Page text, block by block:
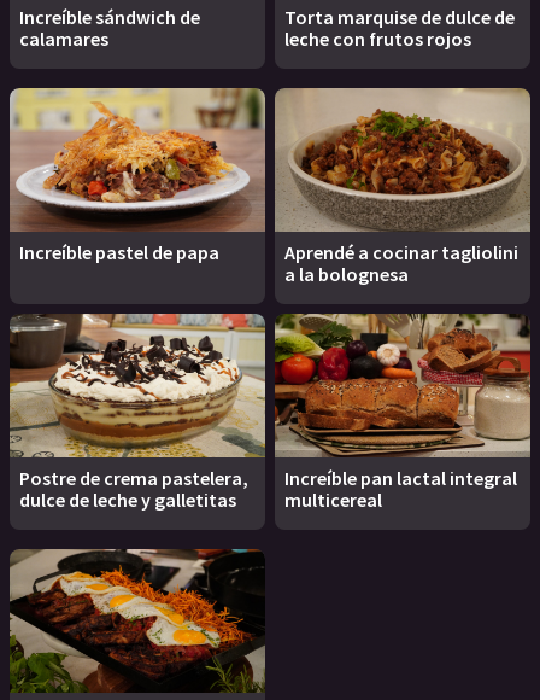
Increíble sándwich de
calamares
Torta marquise de dulce de
leche con frutos rojos
Increíble pastel de papa
Aprendé a cocinar tagliolini
a la bolognesa
Postre de crema pastelera,
dulce de leche y galletitas
Increíble pan lactal integral
multicereal